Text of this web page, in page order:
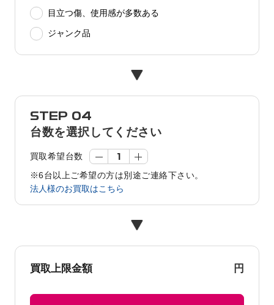
目立つ傷、使用感が多数ある
ジャンク品
STEP 04
台数を選択してください
買取希望台数
※6台以上ご希望の方は別途ご連絡下さい。
法人様のお買取はこちら
買取上限金額 円